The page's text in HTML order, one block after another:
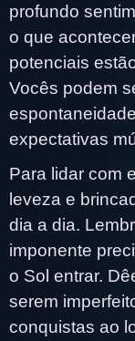
profundo
o que
potenciais
Vocês podem
expectativas
Para lidar com
leveza e
dia a dia.
imponente
o Sol entrar.
serem
conquistas ao